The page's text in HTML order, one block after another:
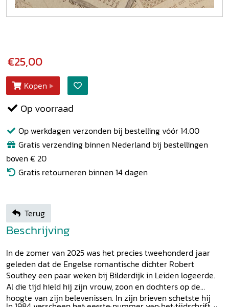
€25,00
Kopen
Op voorraad
Op werkdagen verzonden bij bestelling vóór 14.00
Gratis verzending binnen Nederland bij bestellingen
boven € 20
Gratis retourneren binnen 14 dagen
Terug
Beschrijving
In de zomer van 2025 was het precies tweehonderd jaar
geleden dat de Engelse romantische dichter Robert
Southey een paar weken bij Bilderdijk in Leiden logeerde.
Al die tijd hield hij zijn vrouw, zoon en dochters op de
hoogte van zijn belevenissen. In zijn brieven schetste hij